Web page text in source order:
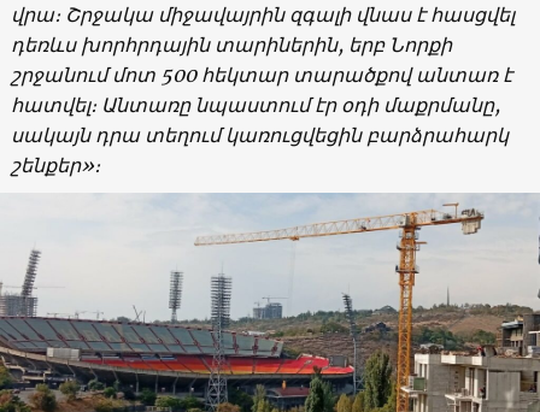
վրա։ Շրջակա միջավայրին զգալի վնաս է հասցվել
դեռևս խորհրդային տարիներին, երբ Նորքի
շրջանում մոտ 500 հեկտար տարածքով անտառ է
հատվել։ Անտառը նպաստում էր օդի մաքրմանը,
սակայն դրա տեղում կառուցվեցին բարձրահարկ
շենքեր»։